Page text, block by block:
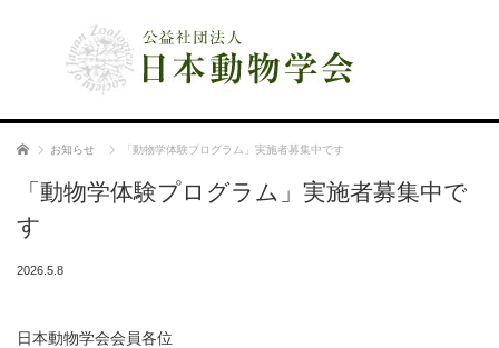
ホーム お知らせ 「動物学体験プログラム」実施者募集中です
「動物学体験プログラム」実施者募集中で
す
2026.5.8
日本動物学会会員各位